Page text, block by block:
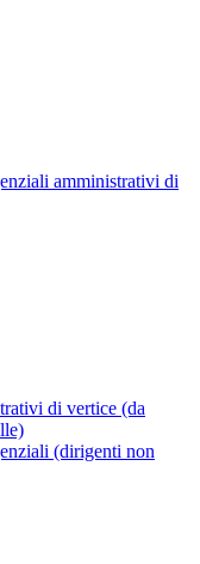
amministrativi di
di vertice (da
(dirigenti non